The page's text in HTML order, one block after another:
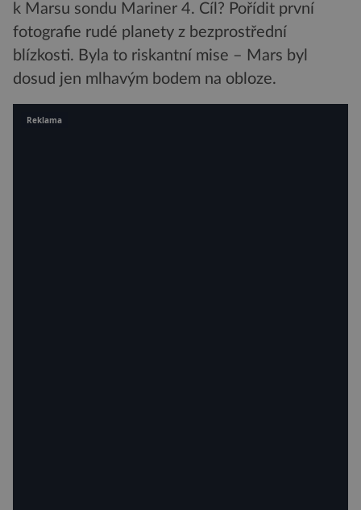
k Marsu sondu Mariner 4. Cíl? Pořídit první
fotografie rudé planety z bezprostřední
blízkosti. Byla to riskantní mise – Mars byl
dosud jen mlhavým bodem na obloze.
Reklama